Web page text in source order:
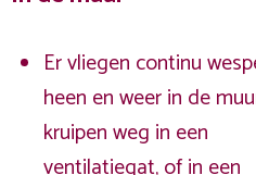
Er vliegen continu
heen en weer in de
kruipen weg in een